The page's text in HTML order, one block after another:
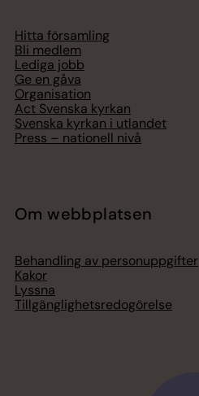
Hitta församling
Bli medlem
Lediga jobb
Ge en gåva
Organisation
Act Svenska kyrkan
Svenska kyrkan i utlandet
Press – nationell nivå
Om webbplatsen
Behandling av personuppgifter
Kakor
Lyssna
Tillgänglighetsredogörelse